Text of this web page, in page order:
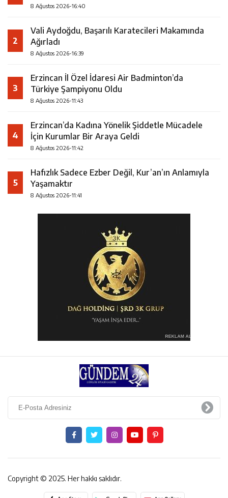
8 Ağustos 2026-16:40
2
Vali Aydoğdu, Başarılı Karatecileri Makamında
Ağırladı
8 Ağustos 2026-16:39
3
Erzincan İl Özel İdaresi Air Badminton’da
Türkiye Şampiyonu Oldu
8 Ağustos 2026-11:43
4
Erzincan’da Kadına Yönelik Şiddetle Mücadele
İçin Kurumlar Bir Araya Geldi
8 Ağustos 2026-11:42
5
Hafızlık Sadece Ezber Değil, Kur’an’ın Anlamıyla
Yaşamaktır
8 Ağustos 2026-11:41
Copyright © 2025. Her hakkı saklıdır.